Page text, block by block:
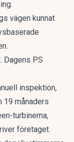
vägen kunnat
Dagens PS
inspektion,
19 månaders
turbinerna,
företaget.